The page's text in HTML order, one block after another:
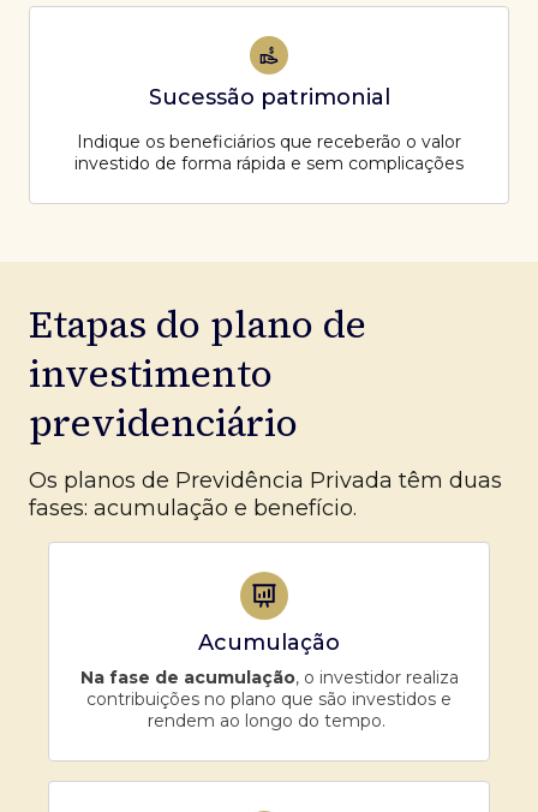
Sucessão patrimonial
Indique os beneficiários que receberão o valor
investido de forma rápida e sem complicações
Etapas do plano de
investimento
previdenciário
Os planos de Previdência Privada têm duas
fases: acumulação e benefício.
Acumulação
Na fase de acumulação, o investidor realiza
contribuições no plano que são investidos e
rendem ao longo do tempo.